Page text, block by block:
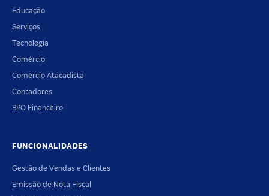
Educação
Serviços
Tecnologia
Comércio
Comércio Atacadista
Contadores
BPO Financeiro
FUNCIONALIDADES
Gestão de Vendas e Clientes
Emissão de Nota Fiscal